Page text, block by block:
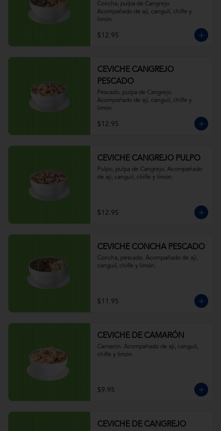
Concha, pulpa de Cangrejo.
Acompañado de ají, canguil, chifle y
limón.
$12.95
CEVICHE CANGREJO
PESCADO
Pescado, pulpa de Cangrejo.
Acompañado de ají, canguil, chifle y
limón.
$12.95
CEVICHE CANGREJO PULPO
Pulpo, pulpa de Cangrejo. Acompañado
de ají, canguil, chifle y limón.
$12.95
CEVICHE CONCHA PESCADO
Concha, pescado. Acompañado de ají,
canguil, chifle y limón.
$11.95
CEVICHE DE CAMARÓN
Camarón. Acompañado de ají, canguil,
chifle y limón.
$9.95
CEVICHE DE CANGREJO